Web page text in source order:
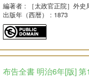
編著者 : ［太政官正院］外史
出版年（西暦）
: 1873
布告全書 明治6年[版]